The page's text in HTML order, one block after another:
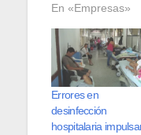
En «Empresas»
Errores en
desinfección
hospitalaria